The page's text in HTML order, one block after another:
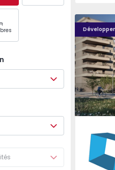
85
85
0
4
JARDIM - 4 PLENO
Águas